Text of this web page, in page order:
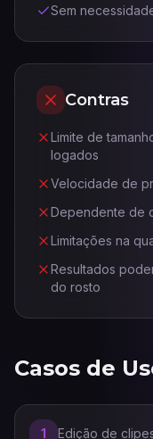
Sem
Contras
Limite de
logados
Velocidade de
Dependente de
Limitações na
Resultados
do rosto
Casos de
1 Edição de